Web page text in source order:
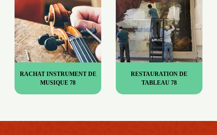
RACHAT INSTRUMENT DE
MUSIQUE 78
RESTAURATION DE
TABLEAU 78